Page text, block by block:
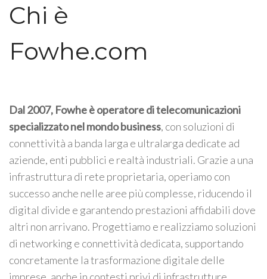
Chi è
Fowhe.com
Dal 2007, Fowhe è operatore di telecomunicazioni
specializzato nel mondo business, con soluzioni di
connettività a banda larga e ultralarga dedicate ad
aziende, enti pubblici e realtà industriali. Grazie a una
infrastruttura di rete proprietaria, operiamo con
successo anche nelle aree più complesse, riducendo il
digital divide e garantendo prestazioni affidabili dove
altri non arrivano. Progettiamo e realizziamo soluzioni
di networking e connettività dedicata, supportando
concretamente la trasformazione digitale delle